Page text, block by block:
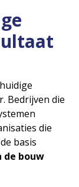
Bedrijven die
die
basis
bouw